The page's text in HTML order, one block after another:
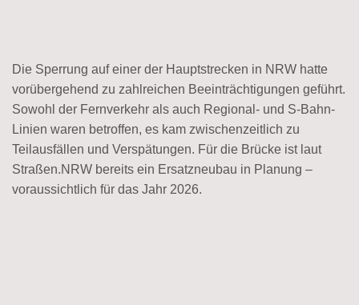
Die Sperrung auf einer der Hauptstrecken in NRW hatte
vorübergehend zu zahlreichen Beeinträchtigungen geführt.
Sowohl der Fernverkehr als auch Regional- und S-Bahn-
Linien waren betroffen, es kam zwischenzeitlich zu
Teilausfällen und Verspätungen. Für die Brücke ist laut
Straßen.NRW bereits ein Ersatzneubau in Planung –
voraussichtlich für das Jahr 2026.